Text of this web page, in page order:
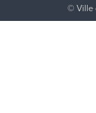
© Ville